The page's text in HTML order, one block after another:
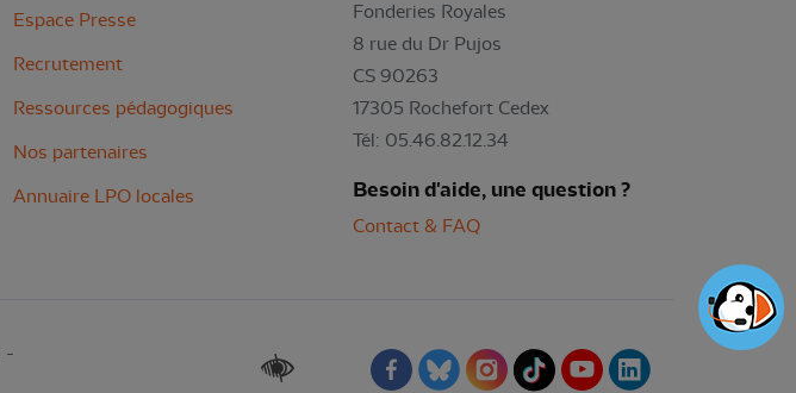
Espace Presse
Recrutement
Ressources pédagogiques
Nos partenaires
Annuaire LPO locales
Fonderies Royales
8 rue du Dr Pujos
CS 90263
17305 Rochefort Cedex
Tél: 05.46.82.12.34
Besoin d'aide, une question ?
Contact & FAQ
Renforcer les contrastes